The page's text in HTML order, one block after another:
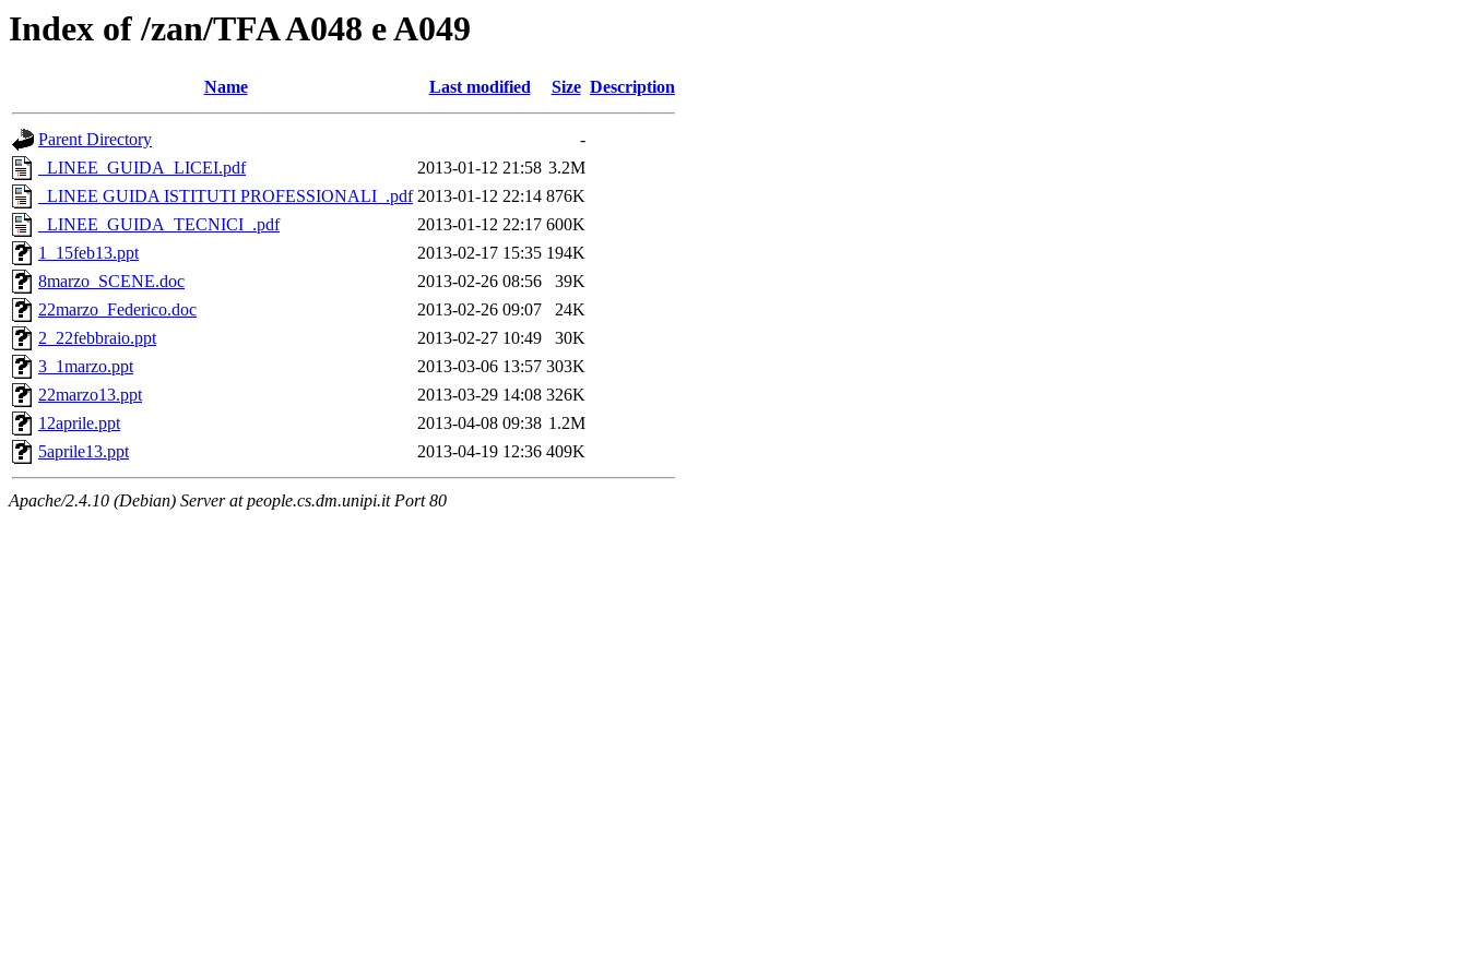
Index of /zan/TFA A048 e A049
Name Last modified Size Description
Parent Directory
-
_LINEE_GUIDA_LICEI.pdf
2013-01-12 21:58 3.2M
_LINEE GUIDA ISTITUTI PROFESSIONALI_.pdf 2013-01-12 22:14 876K
_LINEE_GUIDA_TECNICI_.pdf
2013-01-12 22:17 600K
1_15feb13.ppt
2013-02-17 15:35 194K
8marzo_SCENE.doc
2013-02-26 08:56
39K
22marzo_Federico.doc
2013-02-26 09:07
24K
2_22febbraio.ppt
2013-02-27 10:49
30K
3_1marzo.ppt
2013-03-06 13:57 303K
22marzo13.ppt
2013-03-29 14:08 326K
12aprile.ppt
2013-04-08 09:38 1.2M
5aprile13.ppt
2013-04-19 12:36 409K
Apache/2.4.10 (Debian) Server at people.cs.dm.unipi.it Port 80